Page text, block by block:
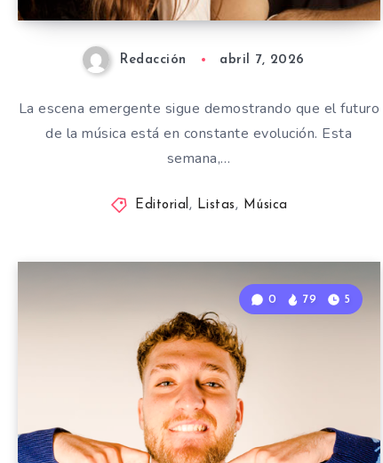
Redacción abril 7, 2026
La escena emergente sigue demostrando que el futuro
de la música está en constante evolución. Esta
semana,…
Editorial, Listas, Música
0 79 5